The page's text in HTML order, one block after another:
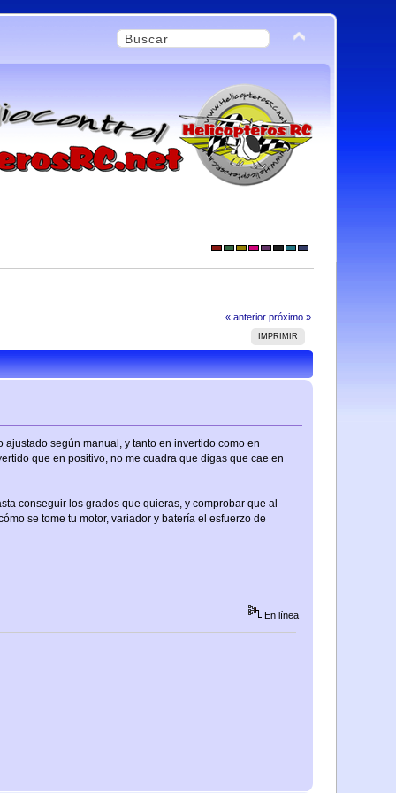
« anterior próximo »
IMPRIMIR
según manual, y tanto en invertido como en
que en positivo, no me cuadra que digas que cae en
conseguir los grados que quieras, y comprobar que al
se tome tu motor, variador y batería el esfuerzo de
En línea